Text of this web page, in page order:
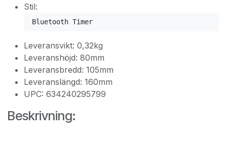
Stil:
Bluetooth Timer
Leveransvikt: 0,32kg
Leveranshöjd: 80mm
Leveransbredd: 105mm
Leveranslängd: 160mm
UPC: 634240295799
Beskrivning: